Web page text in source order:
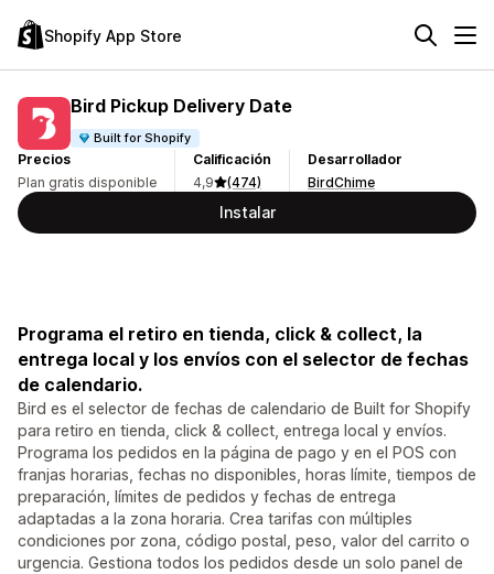
Shopify App Store
Bird Pickup Delivery Date
Built for Shopify
Precios
Plan gratis disponible
Calificación
4,9
(474)
Desarrollador
BirdChime
Instalar
Programa el retiro en tienda, click & collect, la
entrega local y los envíos con el selector de fechas
de calendario.
Bird es el selector de fechas de calendario de Built for Shopify
para retiro en tienda, click & collect, entrega local y envíos.
Programa los pedidos en la página de pago y en el POS con
franjas horarias, fechas no disponibles, horas límite, tiempos de
preparación, límites de pedidos y fechas de entrega
adaptadas a la zona horaria. Crea tarifas con múltiples
condiciones por zona, código postal, peso, valor del carrito o
urgencia. Gestiona todos los pedidos desde un solo panel de